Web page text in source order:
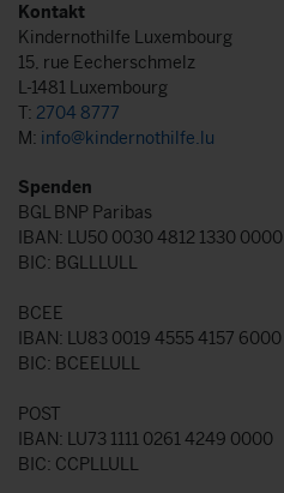
Kontakt
Kindernothilfe Luxembourg
15, rue Eecherschmelz
L-1481 Luxembourg
T: 2704 8777
M: info@kindernothilfe.lu
Spenden
BGL BNP Paribas
IBAN: LU50 0030 4812 1330 0000
BIC: BGLLLULL
BCEE
IBAN: LU83 0019 4555 4157 6000
BIC: BCEELULL
POST
IBAN: LU73 1111 0261 4249 0000
BIC: CCPLLULL